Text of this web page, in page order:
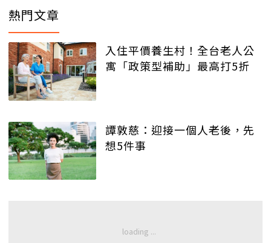
熱門文章
入住平價養生村！全台老人公
寓「政策型補助」最高打5折
譚敦慈：迎接一個人老後，先
想5件事